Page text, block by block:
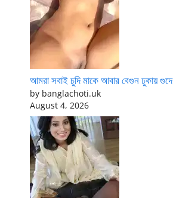
আমরা সবাই চুদি মাকে আবার বেগুন ঢুকায় গুদে
by banglachoti.uk
August 4, 2026